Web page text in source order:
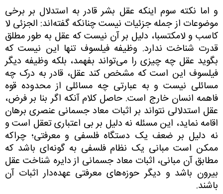
و اما نکته سوم اینکه عقل بشر قادر به استدلال بر برخی
موضوعات از جمله جزئیات نیست چنانکه گفته‌اند: الجزئی لا
کاسب و لامکتسبا، دلیل بر آن نیست که عقل به طور مطلق
قدرت شناخت ندارد. وظیفه فیلسوف تنها این نیست که
بگوید عقل چه چیزی را می‌تواند بفهمد، بلکه وظیفه دیگر
فیلسوف این است که مشخص کند عقل، قادر به درک چه
مسائلی نیست و به عبارتی چه مسائلی از محدوده قوه
فاهمه انسان خارج است. حاصل کلام آنکه اگر بنا بر فرض،
عقل استدلالی نتواند بر اثبات معاد جسمانی عنصری برهان
اقامه نماید، این مسئله نه دلیل بر بی اعتباری تعقل است و
نه دلیل بر ضعف یک دستگاه فلسفی و معرفتی؛ چراکه
ممکن است مبانی یک نظام فلسفی به گونه‌ای باشد که
مطابق آن مبانی، اثبات معاد جسمانی از دایره شناخت عقل
بیرون باشد و دیگر حوزه‌های معرفتی عهده‌دار اثبات آن
باشند.